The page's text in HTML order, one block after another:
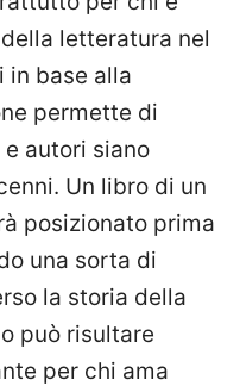
letteratura nel
in base alla
permette di
autori siano
Un libro di un
posizionato prima
una sorta di
la storia della
può risultare
per chi ama